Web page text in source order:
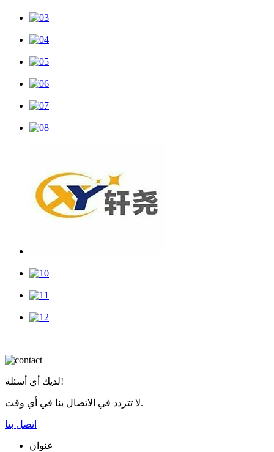
لديك أي أسئلة!
لا تتردد في الاتصال بنا في أي وقت.
اتصل بنا
عنوان